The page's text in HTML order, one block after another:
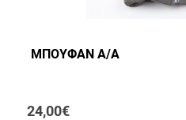
ΜΠΟΥΦΑΝ Α/Α
24,00€